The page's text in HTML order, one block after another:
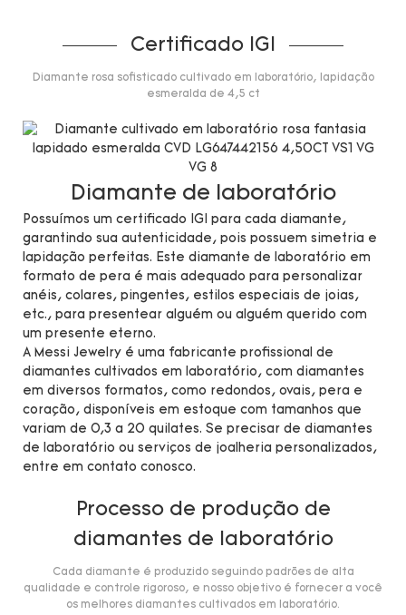
Certificado IGI
Diamante rosa sofisticado cultivado em laboratório, lapidação
esmeralda de 4,5 ct
Diamante de laboratório
Possuímos um certificado IGI para cada diamante,
garantindo sua autenticidade, pois possuem simetria e
lapidação perfeitas. Este diamante de laboratório em
formato de pera é mais adequado para personalizar
anéis, colares, pingentes, estilos especiais de joias,
etc., para presentear alguém ou alguém querido com
um presente eterno.
A Messi Jewelry é uma fabricante profissional de
diamantes cultivados em laboratório, com diamantes
em diversos formatos, como redondos, ovais, pera e
coração, disponíveis em estoque com tamanhos que
variam de 0,3 a 20 quilates. Se precisar de diamantes
de laboratório ou serviços de joalheria personalizados,
entre em contato conosco.
Processo de produção de
diamantes de laboratório
Cada diamante é produzido seguindo padrões de alta
qualidade e controle rigoroso, e nosso objetivo é fornecer a você
os melhores diamantes cultivados em laboratório.